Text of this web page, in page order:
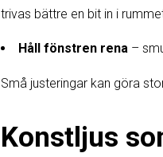
trivas bättre en bit in i
Håll fönstren rena –
Små justeringar kan göra
Konstljus